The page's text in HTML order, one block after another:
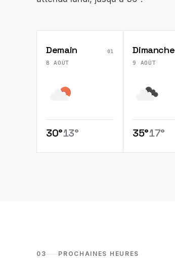
Demain
8 AOÛT
01
30°13°
Dimanche
9 AOÛT
35°17°
03 PROCHAINES HEURES